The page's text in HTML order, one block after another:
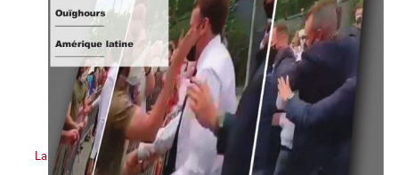
La Commune n°128